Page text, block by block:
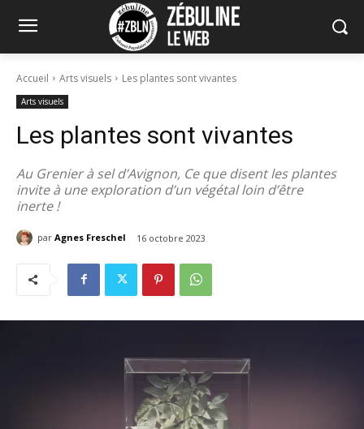
Accueil Arts visuels Les plantes sont vivantes
Arts visuels
Les plantes sont vivantes
Au Grenier à sel d’Avignon, Ce que disent les plantes
invite à une exploration d’un végétal loin d’être
inerte !
par Agnes Freschel 16 octobre 2023